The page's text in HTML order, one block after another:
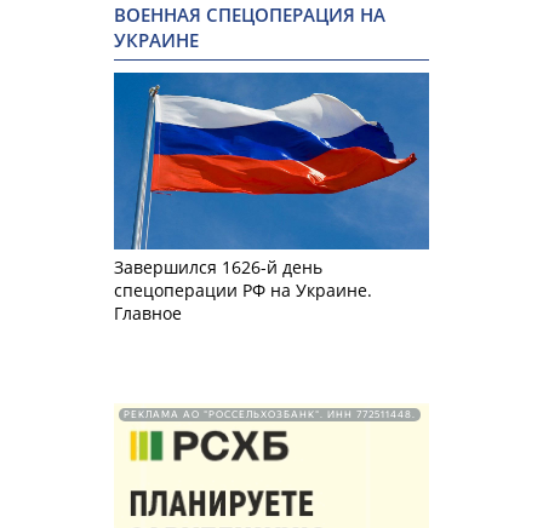
ВОЕННАЯ СПЕЦОПЕРАЦИЯ НА
УКРАИНЕ
Завершился 1626-й день
спецоперации РФ на Украине.
Главное
РЕКЛАМА АО "РОССЕЛЬХОЗБАНК". ИНН 772511448.